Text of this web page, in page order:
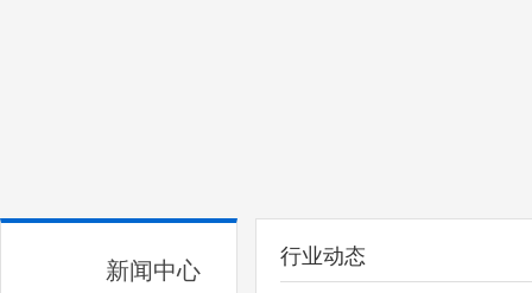
新闻中心
行业动态